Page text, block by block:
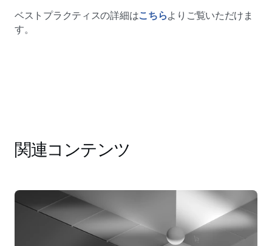
ベストプラクティスの詳細はこちらよりご覧いただけま
す。
関連コンテンツ